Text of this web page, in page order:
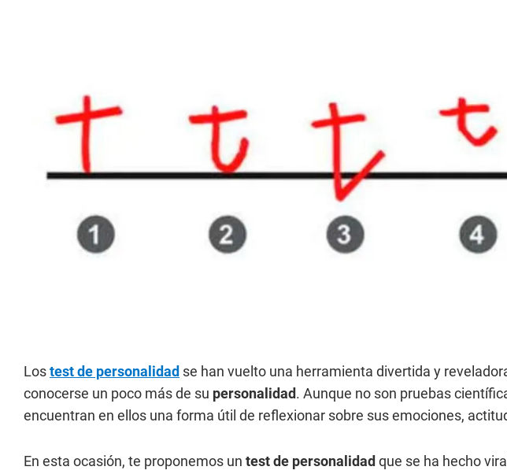
Lostest de personalidad se han vuelto una herramienta divertida y
conocerse un poco más de su personalidad. Aunque no son pruebas
encuentran en ellos una forma útil de reflexionar sobre sus emociones,
En esta ocasión, te proponemos un test de personalidad que se ha hecho